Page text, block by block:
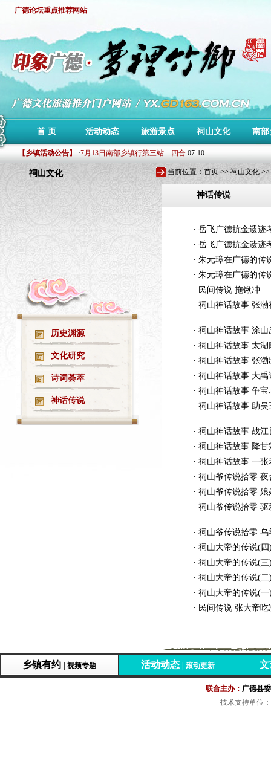
广德论坛重点推荐网站
首 页 活动动态 旅游景点 祠山文化 南部
【乡镇活动公告】
第二届森泰杯环东亭山地车赛赛事公告11-13
·7月13日南部乡镇行第三站—四合 07-10
7月7日广德南部乡镇行单车骑行 07-05
6月30日广德南部乡镇行单车骑行
07-05
· 印象广德文化旅游推介站测试上线!
07-02
第二届森泰杯环东亭山地车赛赛事公告11-13
下周施村葡萄节即将开幕
·
7月13日南部乡镇行第三站—四合
07-10
7月7日广德南部乡镇行单车骑行
07-05
6月30日广德南部乡镇行单车骑行
07-05
印象广德文化旅游推介站测试上线! 07-02
祠山文化
历史渊源
文化研究
诗词荟萃
神话传说
当前位置： 首页 >> 祠山文化 >>
神话传说
· 岳飞广德抗金遗迹
· 岳飞广德抗金遗迹
· 朱元璋在广德的传
· 朱元璋在广德的传
· 民间传说 拖锹冲
· 祠山神话故事 张渤
· 祠山神话故事 涂山
· 祠山神话故事 太湖
· 祠山神话故事 张渤
· 祠山神话故事 大禹
· 祠山神话故事 争宝
· 祠山神话故事 助吴
· 祠山神话故事 战江
· 祠山神话故事 降甘
· 祠山神话故事 一张
· 祠山爷传说拾零 夜
· 祠山爷传说拾零 娘
· 祠山爷传说拾零 驱
· 祠山爷传说拾零 乌
· 祠山大帝的传说(四
· 祠山大帝的传说(三
· 祠山大帝的传说(二
· 祠山大帝的传说(一
· 民间传说 张大帝吃
乡镇有约 | 视频专题 活动动态 | 滚动更新 文
联合主办： 广德县
技术支持单位